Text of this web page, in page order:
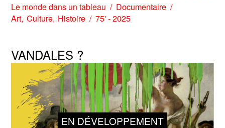
Le monde dans un tableau
Documentaire
Art Culture Histoire 75' - 2025
VANDALES ?
EN DÉVELOPPEMENT